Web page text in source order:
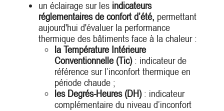
un éclairage sur les indicateurs
réglementaires de confort d’été, permettant
aujourd'hui d'évaluer la performance
thermique des bâtiments face à la chaleur :
la Température Intérieure
Conventionnelle (Tic): indicateur de
référence sur l’inconfort thermique en
période chaude ;
les Degrés-Heures (DH): indicateur
complémentaire du niveau d’inconfort